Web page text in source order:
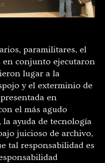
paramilitares, el
conjunto ejecutaron
lugar a la
y el exterminio de
en
el más agudo
ayuda de tecnología
juicioso de archivo,
tal responsabilidad es